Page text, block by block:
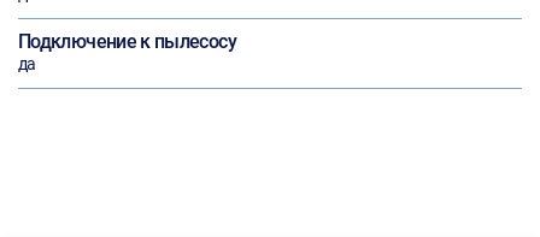
Подключение к пылесосу
да